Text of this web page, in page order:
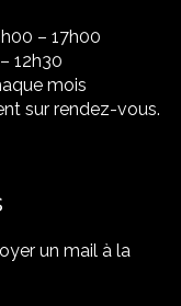
– 17h00
12h30
mois
sur rendez-vous.
un mail à la